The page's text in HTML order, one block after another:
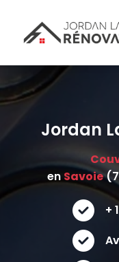
Jordan
en Savoie
+